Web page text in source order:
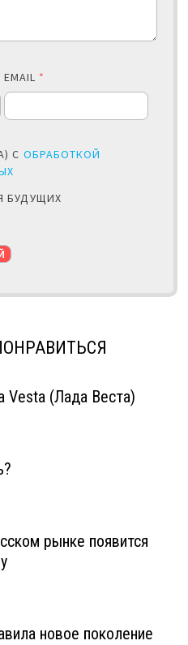
EMAIL *
С ОБРАБОТКОЙ
БУДУЩИХ
Vesta (Лада Веста)
рынке появится
новое поколение